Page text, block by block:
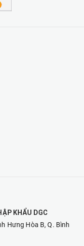
KHẨU DGC
Hưng Hòa B, Q. Bình